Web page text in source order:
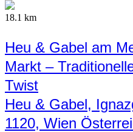
18.1 km
Heu & Gabel am
Markt –
Twist
Heu & Gabel,
1120, Wien